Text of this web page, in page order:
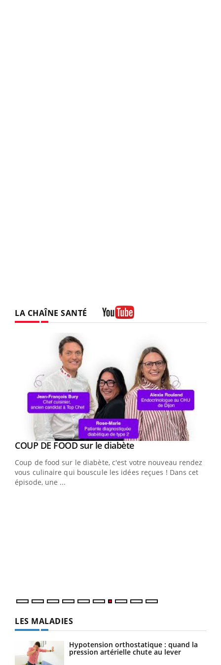
LA CHAÎNE SANTÉ
Youtube
COUP DE FOOD sur le diabèteYoutube
Coup de food sur le diabète, c'est votre nouveau rendez-
vous culinaire qui bouscule les idées reçues ! Dans cet
épisode, une ...
LES MALADIES
Hypotension orthostatique : quand la
pression artérielle chute au lever